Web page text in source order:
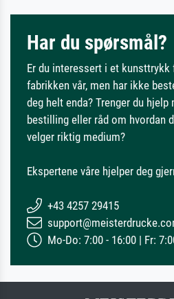
Har du spørsmål?
Er du interessert i et kunsttrykk
fabrikken vår, men har ikke
deg helt enda? Trenger du hjelp
bestilling eller råd om hvordan
velger riktig medium?
Ekspertene våre hjelper deg
+43 4257 29415
Mo-Do: 7:00 - 16:00 | Fr: